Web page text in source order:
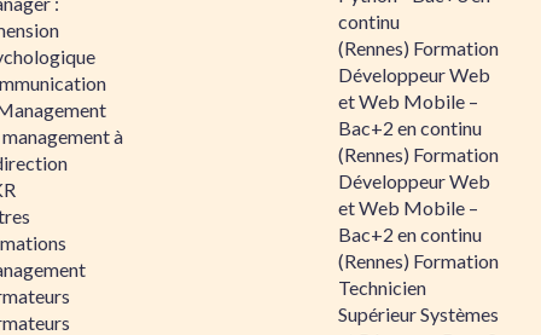
à
continu
(Rennes) Formation
Développeur Web
et Web Mobile –
Bac+2 en continu
(Rennes) Formation
Développeur Web
et Web Mobile –
Bac+2 en continu
(Rennes) Formation
Technicien
Supérieur Systèmes